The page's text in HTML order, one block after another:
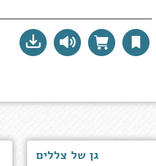
גן של צללים